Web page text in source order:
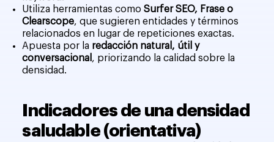
Utiliza herramientas comoSurfer SEO, Frase o
Clearscope, que sugieren entidades y términos
relacionados en lugar de repeticiones exactas.
Apuesta por la redacción natural, útil y
conversacional , priorizando la calidad sobre la
densidad.
Indicadores de una densidad
saludable (orientativa)